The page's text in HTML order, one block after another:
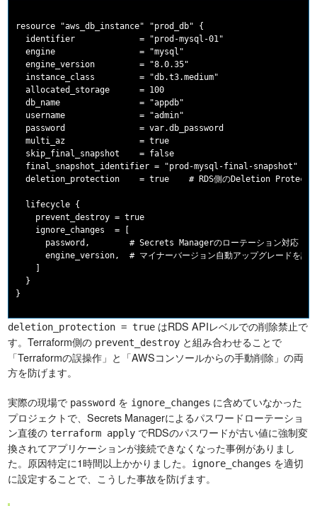
resource "aws_db_instance" "prod_db" {
  identifier             = "prod-mysql-01"
  engine                 = "mysql"
  engine_version         = "8.0.35"
  instance_class         = "db.t3.medium"
  allocated_storage      = 100
  db_name                = "appdb"
  username               = "admin"
  password               = var.db_password
  multi_az               = true
  skip_final_snapshot    = false
  final_snapshot_identifier = "prod-mysql-final-snapshot"
deletion_protection    = true    # RDS側のDeletion
  lifecycle {
    prevent_destroy = true
    ignore_changes  = [
      password,        # Secrets Managerのローテーション対応
engine_version,  # マイナーバージョン自動アップグレードを許
  }
deletion_protection = true はRDS APIレベルでの削除禁止で
す。Terraform側の prevent_destroy と組み合わせることで
「Terraformの誤操作」と「AWSコンソールからの手動削除」の両
方を防げます。
実際の現場で password を ignore_changes に含めていなかった
プロジェクトで、Secrets Managerによるパスワードローテーショ
ン直後のterraform apply でRDSのパスワードが古い値に強制変
換されてアプリケーションが接続できなくなった事例がありまし
た。原因特定に1時間以上かかりました。
ignore_changes を適切
に設定することで、こうした事故を防げます。